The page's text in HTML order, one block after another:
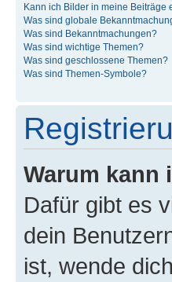
Kann ich Bilder in meine Beiträge
Was sind globale
Was sind Bekanntmachungen?
Was sind wichtige Themen?
Was sind geschlossene Themen?
Was sind Themen-Symbole?
Warum kann
Dafür gibt es
dein
ist, wende